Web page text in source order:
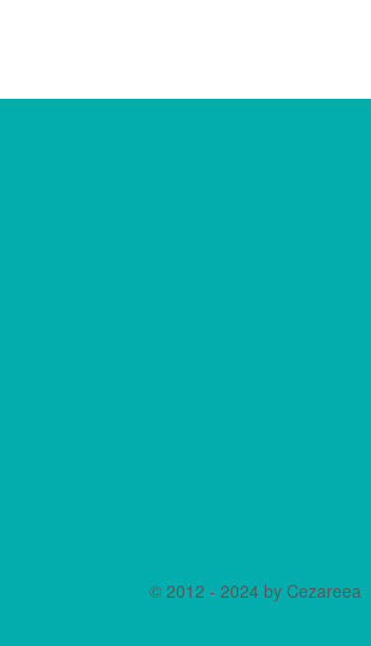
© 2012 - 2024 by Cezareea